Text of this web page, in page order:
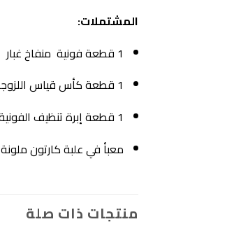
المشتملات:
1 قطعة فونية منفاخ غبار
1 قطعة كأس قياس اللزوجة
1 قطعة إبرة تنظيف الفونية
معبأ في علبة كارتون ملونة
منتجات ذات صلة